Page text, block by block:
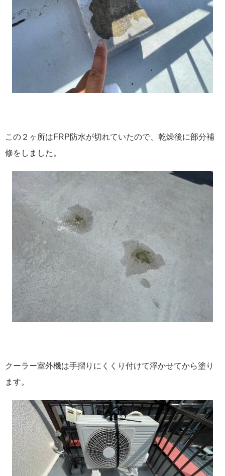
この２ヶ所はFRP防水が切れていたので、乾燥後に部分補
修をしました。
クーラー室外機は手摺りにくくり付けて浮かせてから塗り
ます。